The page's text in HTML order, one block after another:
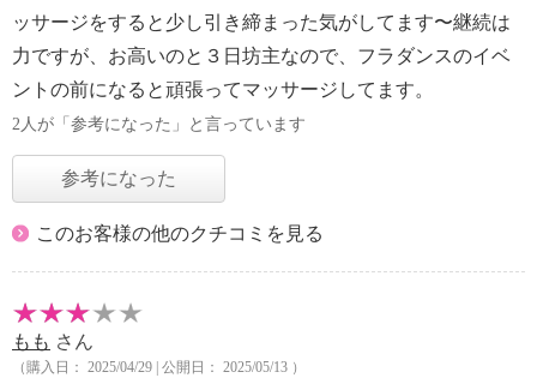
ッサージをすると少し引き締まった気がしてます〜継続は
力ですが、お高いのと３日坊主なので、フラダンスのイベ
ントの前になると頑張ってマッサージしてます。
2人が「参考になった」と言っています
参考になった
このお客様の他のクチコミを見る
もも さん
（購入日： 2025/04/29 | 公開日： 2025/05/13 ）